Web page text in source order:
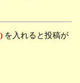
を入れると投稿が